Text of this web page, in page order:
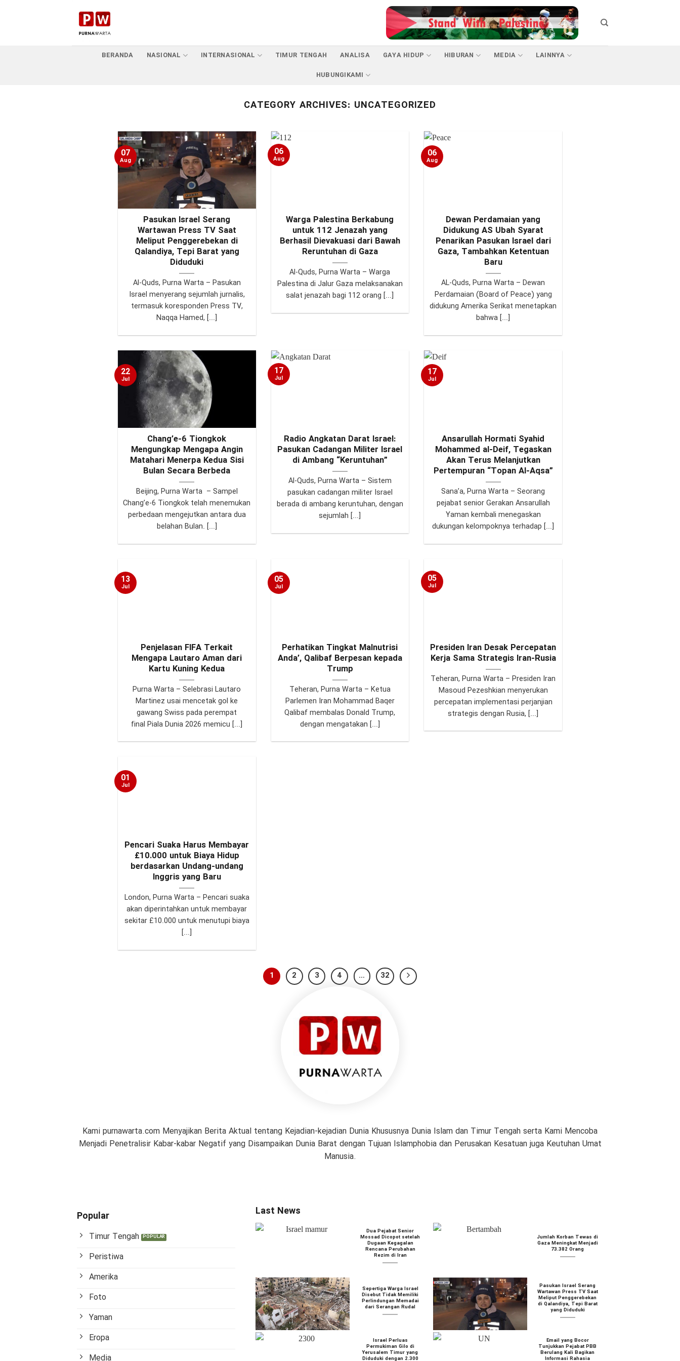
BERANDA NASIONAL INTERNASIONAL TIMUR TENGAH ANALISA GAYA HIDUP HIBURAN MEDIA
LAINNYA
HUBUNGIKAMI
CATEGORY ARCHIVES: UNCATEGORIZED
Pasukan Israel Serang
Wartawan Press TV Saat
Meliput Penggerebekan di
Qalandiya, Tepi Barat yang
Diduduki
Al-Quds, Purna Warta – Pasukan
Israel menyerang sejumlah jurnalis,
termasuk koresponden Press TV,
Naqqa Hamed, [...]
07
Aug
Warga Palestina Berkabung
untuk 112 Jenazah yang
Berhasil Dievakuasi dari Bawah
Reruntuhan di Gaza
Al-Quds, Purna Warta – Warga
Palestina di Jalur Gaza melaksanakan
salat jenazah bagi 112 orang [...]
06
Aug
Dewan Perdamaian yang
Didukung AS Ubah Syarat
Penarikan Pasukan Israel dari
Gaza, Tambahkan Ketentuan
Baru
AL-Quds, Purna Warta – Dewan
Perdamaian (Board of Peace) yang
didukung Amerika Serikat menetapkan
bahwa [...]
06
Aug
Chang’e-6 Tiongkok
Mengungkap Mengapa Angin
Matahari Menerpa Kedua Sisi
Bulan Secara Berbeda
Beijing, Purna Warta – Sampel
Chang’e-6 Tiongkok telah menemukan
perbedaan mengejutkan antara dua
belahan Bulan. [...]
22
Jul
Radio Angkatan Darat Israel:
Pasukan Cadangan Militer Israel
di Ambang “Keruntuhan”
Al-Quds, Purna Warta – Sistem
pasukan cadangan militer Israel
berada di ambang keruntuhan, dengan
sejumlah [...]
17
Jul
Ansarullah Hormati Syahid
Mohammed al-Deif, Tegaskan
Akan Terus Melanjutkan
Pertempuran “Topan Al-Aqsa”
Sana’a, Purna Warta – Seorang
pejabat senior Gerakan Ansarullah
Yaman kembali menegaskan
dukungan kelompoknya terhadap [...]
17
Jul
Penjelasan FIFA Terkait
Mengapa Lautaro Aman dari
Kartu Kuning Kedua
Purna Warta – Selebrasi Lautaro
Martinez usai mencetak gol ke
gawang Swiss pada perempat
final Piala Dunia 2026 memicu [...]
13
Jul
Perhatikan Tingkat Malnutrisi
Anda’, Qalibaf Berpesan kepada
Trump
Teheran, Purna Warta – Ketua
Parlemen Iran Mohammad Baqer
Qalibaf membalas Donald Trump,
dengan mengatakan [...]
05
Jul
Presiden Iran Desak Percepatan
Kerja Sama Strategis Iran-Rusia
Teheran, Purna Warta – Presiden Iran
Masoud Pezeshkian menyerukan
percepatan implementasi perjanjian
strategis dengan Rusia, [...]
05
Jul
Pencari Suaka Harus Membayar
£10.000 untuk Biaya Hidup
berdasarkan Undang-undang
Inggris yang Baru
London, Purna Warta – Pencari suaka
akan diperintahkan untuk membayar
sekitar £10.000 untuk menutupi biaya
[...]
01
Jul
1 2 3 4 … 32
Kami purnawarta.com Menyajikan Berita Aktual tentang Kejadian-kejadian Dunia Khususnya Dunia Islam dan Timur Tengah serta Kami Mencoba
Menjadi Penetralisir Kabar-kabar Negatif yang Disampaikan Dunia Barat dengan Tujuan Islamphobia dan Perusakan Kesatuan juga Keutuhan Umat
Manusia.
Popular
Timur Tengah
Peristiwa
Amerika
Foto
Yaman
Eropa
Media
Last News
Dua Pejabat Senior
Mossad Dicopot setelah
Dugaan Kegagalan
Rencana Perubahan
Rezim di Iran
Jumlah Korban Tewas di
Gaza Meningkat Menjadi
73.382 Orang
Sepertiga Warga Israel
Disebut Tidak Memiliki
Perlindungan Memadai
dari Serangan Rudal
Pasukan Israel Serang
Wartawan Press TV Saat
Meliput Penggerebekan
di Qalandiya, Tepi Barat
yang Diduduki
Israel Perluas
Permukiman Gilo di
Yerusalem Timur yang
Diduduki dengan 2.300
Email yang Bocor
Tunjukkan Pejabat PBB
Berulang Kali Bagikan
Informasi Rahasia